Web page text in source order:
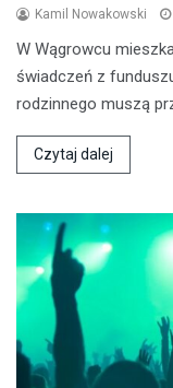
Kamil Nowakowski
W Wągrowcu
świadczeń z
rodzinnego muszą
Czytaj dalej